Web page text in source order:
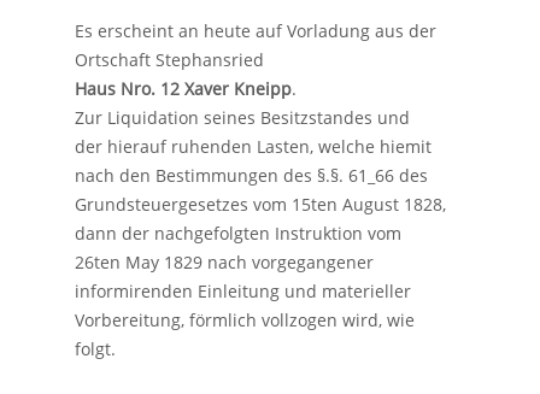
Es erscheint an heute auf Vorladung aus der
Ortschaft Stephansried
Haus Nro. 12 Xaver Kneipp.
Zur Liquidation seines Besitzstandes und
der hierauf ruhenden Lasten, welche hiemit
nach den Bestimmungen des §.§. 61_66 des
Grundsteuergesetzes vom 15ten August 1828,
dann der nachgefolgten Instruktion vom
26ten May 1829 nach vorgegangener
informirenden Einleitung und materieller
Vorbereitung, förmlich vollzogen wird, wie
folgt.